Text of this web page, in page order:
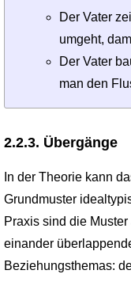
Der Vater
umgeht,
Der Vater
man den
2.2.3. Übergänge
In der Theorie kann
Grundmuster
Praxis sind die
einander
Beziehungsthemas: